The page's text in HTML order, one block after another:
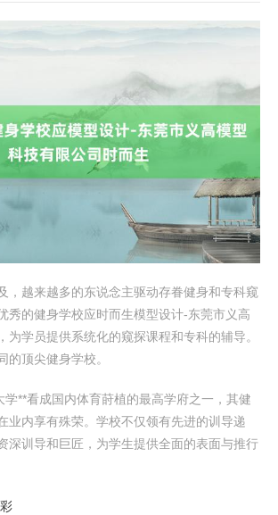
，越来越多的东说念主驱动存眷健身和专科窥
秀的健身学校应时而生模型设计-东莞市义高
为学员提供系统化的窥探课程和专科的辅导。
的顶尖健身学校。
学**看成国内体育莳植的最高学府之一，其健
业内享有殊荣。学校不仅领有先进的训导递
深训导和巨匠，为学生提供全面的表面与推行